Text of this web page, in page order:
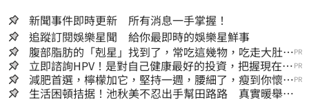
新聞事件即時更新 所有消息一手掌握！
追蹤訂閱娛樂星聞 給你最即時的娛樂星鮮事
腹部脂肪的「剋星」找到了，常吃這幾物，吃走大肚
囊，瘦出小蠻腰
PR
立即諮詢HPV！是對自己健康最好的投資，把握現在不
嫌晚！
PR
減肥首選，檸檬加它，堅持一週，腰細了，瘦到你懷疑
人生
PR
生活困頓拮据！池秋美不忍出手幫田路路 真實暖舉曝